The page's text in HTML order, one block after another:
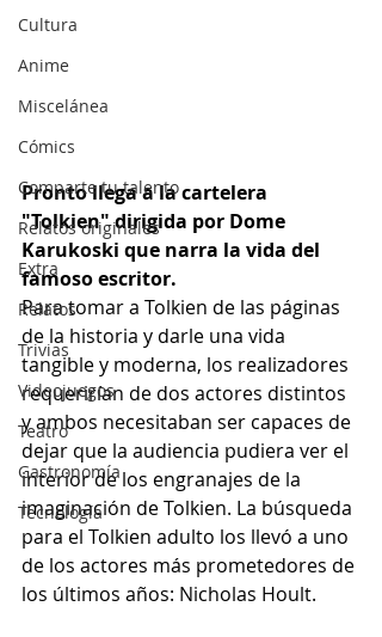
Cultura
Anime
Miscelánea
Cómics
Comparte tu talento
Relatos originales
Extra
Relatos
Trivias
Videojuegos
Teatro
Gastronomía
Tecnología
Pronto llega a la cartelera
"Tolkien" dirigida por Dome
Karukoski que narra la vida del
famoso escritor.
Para tomar a Tolkien de las páginas
de la historia y darle una vida
tangible y moderna, los realizadores
requerirían de dos actores distintos
y ambos necesitaban ser capaces de
dejar que la audiencia pudiera ver el
interior de los engranajes de la
imaginación de Tolkien. La búsqueda
para el Tolkien adulto los llevó a uno
de los actores más prometedores de
los últimos años: Nicholas Hoult.